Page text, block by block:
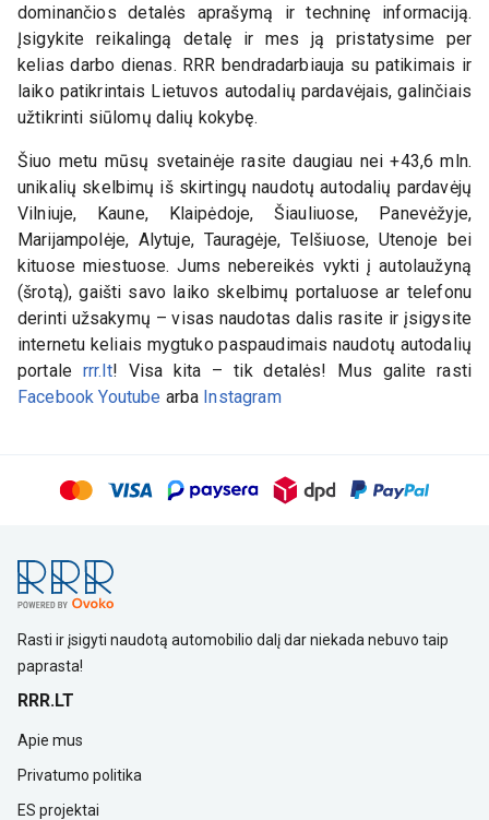
dominančios detalės aprašymą ir techninę informaciją.
Įsigykite reikalingą detalę ir mes ją pristatysime per
kelias darbo dienas. RRR bendradarbiauja su patikimais ir
laiko patikrintais Lietuvos autodalių pardavėjais, galinčiais
užtikrinti siūlomų dalių kokybę.
Šiuo metu mūsų svetainėje rasite daugiau nei +43,6 mln.
unikalių skelbimų iš skirtingų naudotų autodalių pardavėjų
Vilniuje, Kaune, Klaipėdoje, Šiauliuose, Panevėžyje,
Marijampolėje, Alytuje, Tauragėje, Telšiuose, Utenoje bei
kituose miestuose. Jums nebereikės vykti į autolaužyną
(šrotą), gaišti savo laiko skelbimų portaluose ar telefonu
derinti užsakymų – visas naudotas dalis rasite ir įsigysite
internetu keliais mygtuko paspaudimais naudotų autodalių
portale rrr.lt! Visa kita – tik detalės! Mus galite rasti
Facebook Youtube arba Instagram
Rasti ir įsigyti naudotą automobilio dalį dar niekada nebuvo taip
paprasta!
RRR.LT
Apie mus
Privatumo politika
ES projektai